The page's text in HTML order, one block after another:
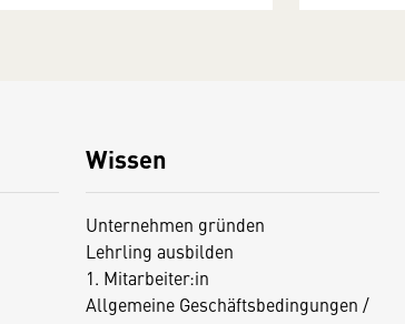
Wissen
Unternehmen gründen
Lehrling ausbilden
1. Mitarbeiter:in
Allgemeine Geschäftsbedingungen /